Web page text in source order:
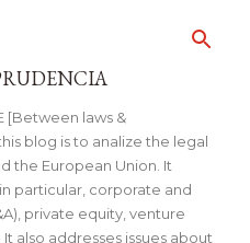
[Between laws &
blog is to analize the legal
the European Union. It
particular, corporate and
private equity, venture
also addresses issues about